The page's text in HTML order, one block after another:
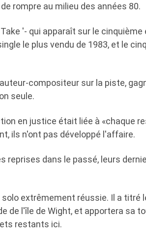
rompre au milieu des années 80.
'- qui apparaît sur le cinquième
le plus vendu de 1983, et le
compositeur sur la piste,
seule.
en justice était liée à «chaque
ils n'ont pas développé l'affaire.
reprises dans le passé, leurs
extrêmement réussie. Il a titré
de l'île de Wight, et apportera sa
restants ici.